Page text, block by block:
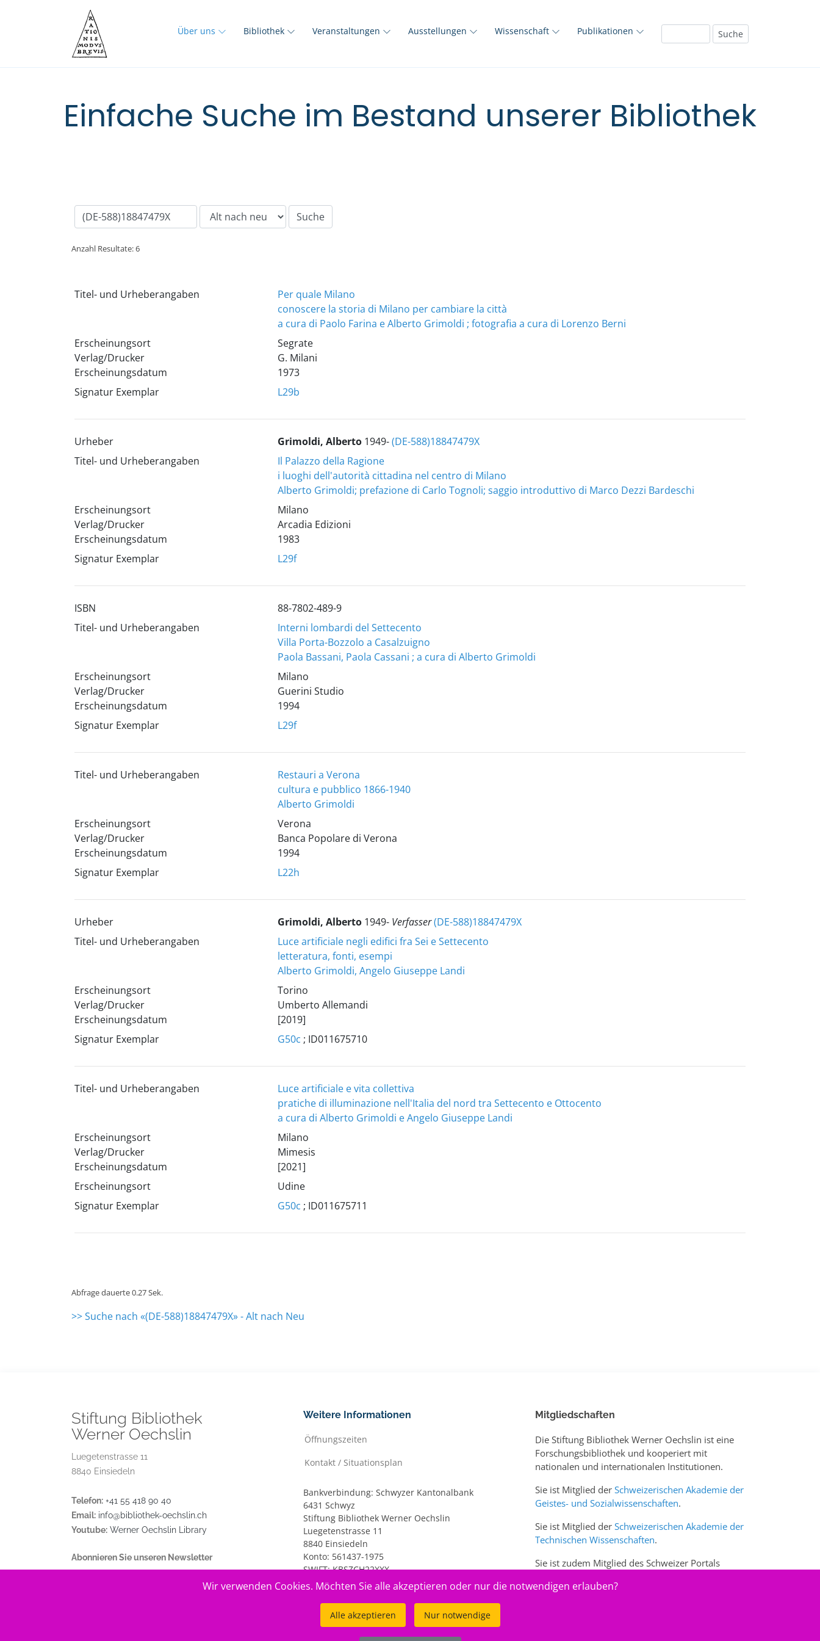
Über uns Bibliothek Veranstaltungen Ausstellungen Wissenschaft Publikationen
Einfache Suche im Bestand unserer Bibliothek
Anzahl Resultate: 6
Titel- und Urheberangaben
Per quale Milano
conoscere la storia di Milano per cambiare la città
a cura di Paolo Farina e Alberto Grimoldi ; fotografia a cura di Lorenzo Berni
Erscheinungsort
Verlag/Drucker
Erscheinungsdatum
Segrate
G. Milani
1973
Signatur Exemplar
L29b
Urheber Grimoldi, Alberto1949-(DE-588)18847479X
Titel- und Urheberangaben
Il Palazzo della Ragione
i luoghi dell'autorità cittadina nel centro di Milano
Alberto Grimoldi; prefazione di Carlo Tognoli; saggio introduttivo di Marco Dezzi Bardeschi
Erscheinungsort
Verlag/Drucker
Erscheinungsdatum
Milano
Arcadia Edizioni
1983
Signatur Exemplar
L29f
ISBN
88-7802-489-9
Titel- und Urheberangaben
Interni lombardi del Settecento
Villa Porta-Bozzolo a Casalzuigno
Paola Bassani, Paola Cassani ; a cura di Alberto Grimoldi
Erscheinungsort
Verlag/Drucker
Erscheinungsdatum
Milano
Guerini Studio
1994
Signatur Exemplar
L29f
Titel- und Urheberangaben
Restauri a Verona
cultura e pubblico 1866-1940
Alberto Grimoldi
Erscheinungsort
Verlag/Drucker
Erscheinungsdatum
Verona
Banca Popolare di Verona
1994
Signatur Exemplar
L22h
Urheber Grimoldi, Alberto 1949- Verfasser(DE-588)18847479X
Titel- und Urheberangaben
Luce artificiale negli edifici fra Sei e Settecento
letteratura, fonti, esempi
Alberto Grimoldi, Angelo Giuseppe Landi
Erscheinungsort
Verlag/Drucker
Erscheinungsdatum
Torino
Umberto Allemandi
[2019]
Signatur Exemplar
G50c ; ID011675710
Titel- und Urheberangaben
Luce artificiale e vita collettiva
pratiche di illuminazione nell'Italia del nord tra Settecento e Ottocento
a cura di Alberto Grimoldi e Angelo Giuseppe Landi
Erscheinungsort
Verlag/Drucker
Erscheinungsdatum
Milano
Mimesis
[2021]
Erscheinungsort
Udine
Signatur Exemplar
G50c ; ID011675711
Abfrage dauerte 0.27 Sek.
>> Suche nach «(DE-588)18847479X» - Alt nach Neu
Stiftung Bibliothek
Werner Oechslin
Luegetenstrasse 11
8840 Einsiedeln
Telefon: +41 55 418 90 40
Email: info@bibliothek-oechslin.ch
Youtube: Werner Oechslin Library
Abonnieren Sie unseren Newsletter
Weitere Informationen
Öffnungszeiten
Kontakt / Situationsplan
Bankverbindung: Schwyzer Kantonalbank
6431 Schwyz
Stiftung Bibliothek Werner Oechslin
Luegetenstrasse 11
8840 Einsiedeln
Konto: 561437-1975
SWIFT: KBSZCH22XXX
IBAN: CH20 0077 7005 6143 7197 5
Mitgliedschaften
Die Stiftung Bibliothek Werner Oechslin ist eine
Forschungsbibliothek und kooperiert mit
nationalen und internationalen Institutionen.
Sie ist Mitglied der Schweizerischen Akademie der
Geistes- und Sozialwissenschaften.
Sie ist Mitglied der Schweizerischen Akademie der
Technischen Wissenschaften.
Sie ist zudem Mitglied des Schweizer Portals
Wir verwenden Cookies. Möchten Sie alle akzeptieren oder nur die notwendigen erlauben?
Alle akzeptieren Nur notwendige